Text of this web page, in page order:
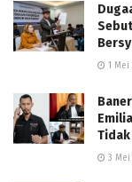
1 Mei
3 Mei